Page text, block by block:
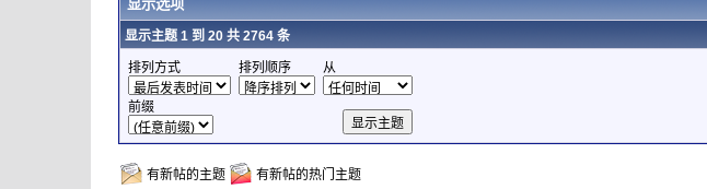
显示选项
显示主题 1 到 20 共 2764 条
排列方式 排列顺序 从
前缀
有新帖的主题
有新帖的热门主题